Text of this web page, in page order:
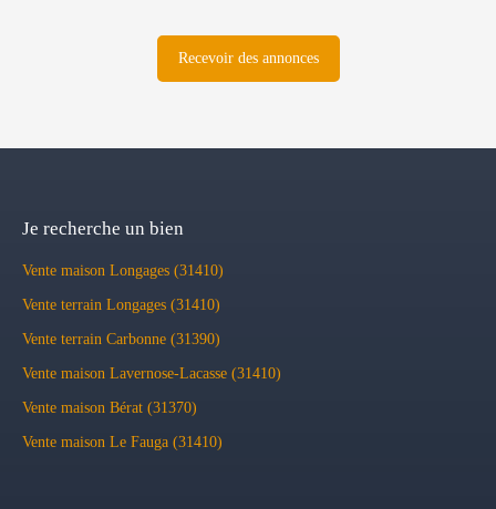
Recevoir des annonces
Je recherche un bien
Vente maison Longages (31410)
Vente terrain Longages (31410)
Vente terrain Carbonne (31390)
Vente maison Lavernose-Lacasse (31410)
Vente maison Bérat (31370)
Vente maison Le Fauga (31410)